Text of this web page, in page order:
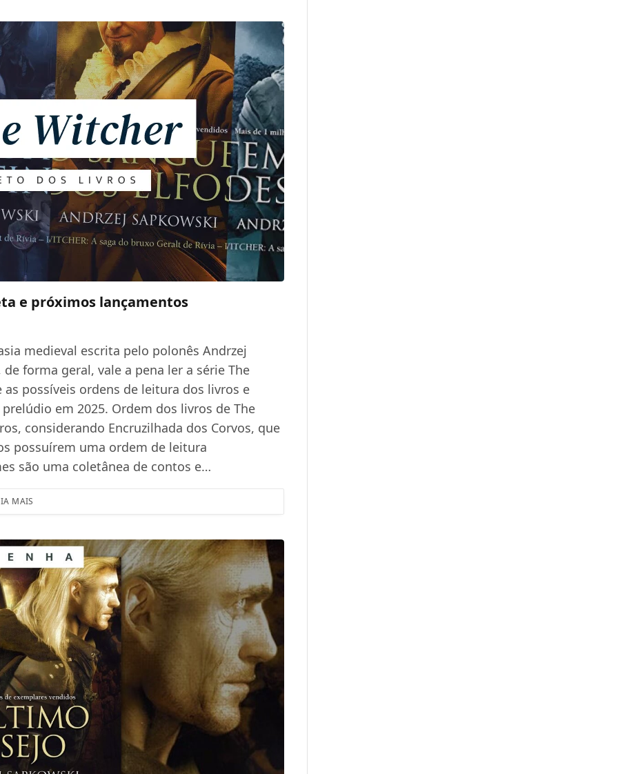
e próximos lançamentos
medieval escrita pelo polonês Andrzej
forma geral, vale a pena ler a série The
possíveis ordens de leitura dos livros e
em 2025. Ordem dos livros de The
considerando Encruzilhada dos Corvos, que
possuírem uma ordem de leitura
são uma coletânea de contos e…
MAIS